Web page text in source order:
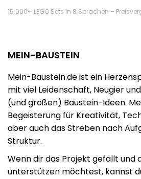
15.000+ LEGO Sets in 8 Sprachen –
MEIN-BAUSTEIN
Mein-Baustein.de ist ein
mit viel Leidenschaft, Neugier
(und großen) Baustein-Ideen.
Begeisterung für Kreativität,
aber auch das Streben nach
Struktur.
Wenn dir das Projekt gefällt und
unterstützen möchtest, kannst